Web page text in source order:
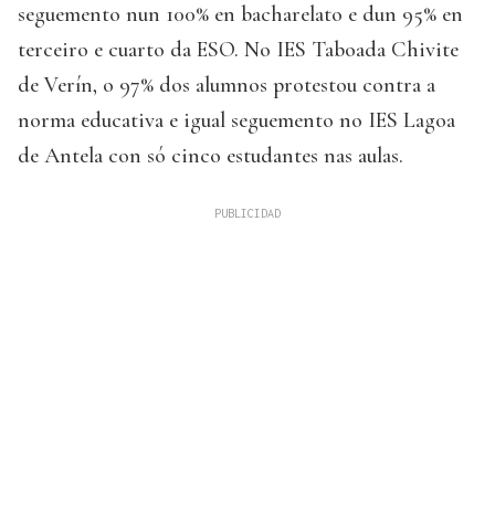
seguemento nun 100% en bacharelato e dun 95% en
terceiro e cuarto da ESO. No IES Taboada Chivite
de Verín, o 97% dos alumnos protestou contra a
norma educativa e igual seguemento no IES Lagoa
de Antela con só cinco estudantes nas aulas.